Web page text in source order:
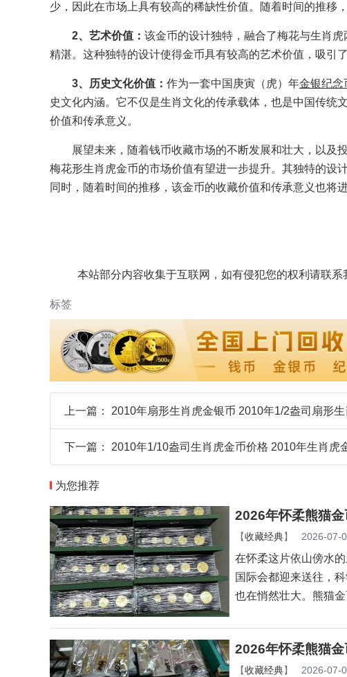
少，因此在市场上具有较高的稀缺性价值。随着时间的推移
2、艺术价值： 该金币的设计独特，融合了梅花与生肖
精湛。这种独特的设计使得金币具有较高的艺术价值，吸引
3、历史文化价值： 作为一套中国庚寅（虎）年金银纪念
史文化内涵。它不仅是生肖文化的传承载体，也是中国传统
价值和传承意义。
展望未来，随着钱币收藏市场的不断发展和壮大，以及
梅花形生肖虎金币的市场价值有望进一步提升。其独特的设
同时，随着时间的推移，该金币的收藏价值和传承意义也将
本站部分内容收集于互联网，如有侵犯您的权利请联系
标签
上一篇： 2010年扇形生肖虎金银币 2010年1/2盎司扇形
下一篇： 2010年1/10盎司生肖虎金币价格 2010年生肖虎
为您推荐
2026年怀柔熊猫
【收藏经典】 2026-07-
在怀柔这片依山傍水
国际会都迎来送往，
也在悄然壮大。熊猫
2026年怀柔熊猫
【收藏经典】 2026-07-